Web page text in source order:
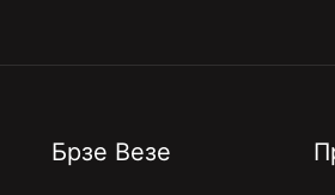
Брзе Везе